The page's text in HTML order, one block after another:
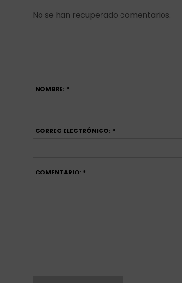
No se han recuperado comentarios.
NOMBRE: *
CORREO ELECTRÓNICO: *
COMENTARIO: *